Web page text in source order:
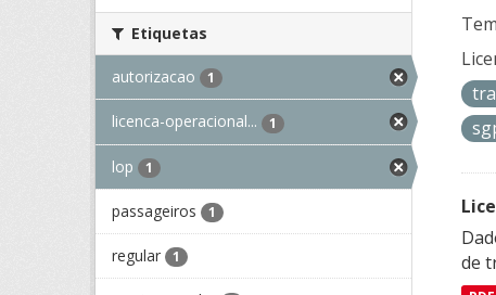
Etiquetas
autorizacao 1
licenca-operacional... 1
lop 1
passageiros 1
regular 1
de